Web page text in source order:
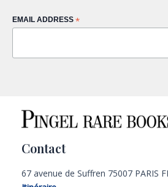
EMAIL ADDRESS *
Contact
67 avenue de Suffren 75007 PARIS